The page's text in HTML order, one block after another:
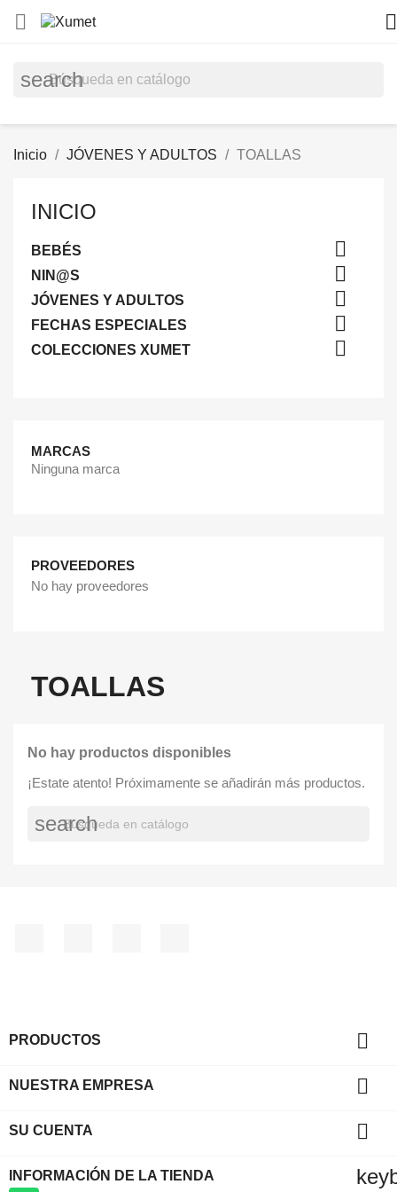
 
search
Inicio JÓVENES Y ADULTOS TOALLAS
INICIO
BEBÉS 
NIN@S 
JÓVENES Y ADULTOS 
FECHAS ESPECIALES 
COLECCIONES XUMET 
MARCAS
Ninguna marca
PROVEEDORES
No hay proveedores
TOALLAS
No hay productos disponibles
¡Estate atento! Próximamente se añadirán más productos.
search
PRODUCTOS 
NUESTRA EMPRESA 
SU CUENTA 
INFORMACIÓN DE LA TIENDA